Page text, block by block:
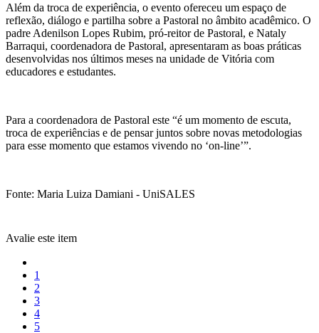
Além da troca de experiência, o evento ofereceu um espaço de
reflexão, diálogo e partilha sobre a Pastoral no âmbito acadêmico. O
padre Adenilson Lopes Rubim, pró-reitor de Pastoral, e Nataly
Barraqui, coordenadora de Pastoral, apresentaram as boas práticas
desenvolvidas nos últimos meses na unidade de Vitória com
educadores e estudantes.
Para a coordenadora de Pastoral este “é um momento de escuta,
troca de experiências e de pensar juntos sobre novas metodologias
para esse momento que estamos vivendo no ‘on-line’”.
Fonte: Maria Luiza Damiani - UniSALES
Avalie este item
1
2
3
4
5